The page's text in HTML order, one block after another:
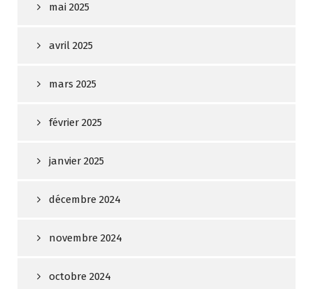
mai 2025
avril 2025
mars 2025
février 2025
janvier 2025
décembre 2024
novembre 2024
octobre 2024